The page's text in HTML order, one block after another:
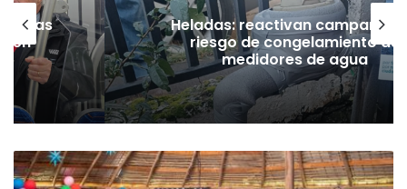
vías
Heladas: reactivan campaña
riesgo de congelamiento de
medidores de agua
R
e